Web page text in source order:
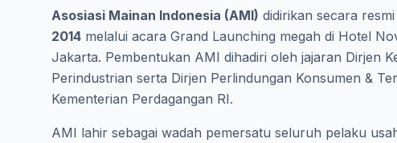
Asosiasi Mainan Indonesia (AMI) didirikan secara
2014 melalui acara Grand Launching megah di Hotel
Jakarta. Pembentukan AMI dihadiri oleh jajaran Dirjen
Perindustrian serta Dirjen Perlindungan Konsumen &
Kementerian Perdagangan RI.
AMI lahir sebagai wadah pemersatu seluruh pelaku